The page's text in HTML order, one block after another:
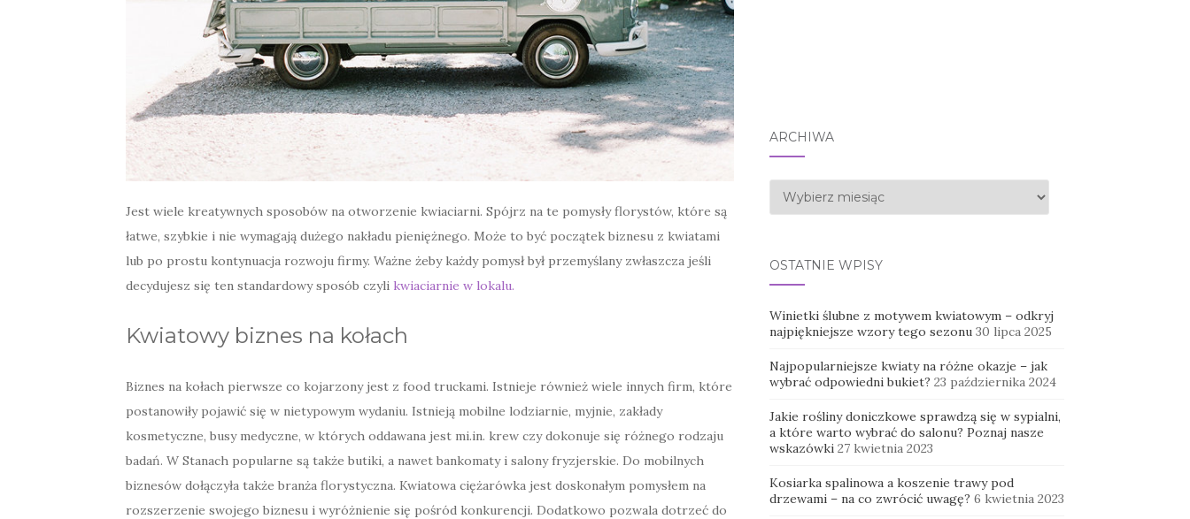
Jest wiele kreatywnych sposobów na otworzenie kwiaciarni. Spójrz na te pomysły florystów, które są
łatwe, szybkie i nie wymagają dużego nakładu pieniężnego. Może to być początek biznesu z kwiatami
lub po prostu kontynuacja rozwoju firmy. Ważne żeby każdy pomysł był przemyślany zwłaszcza jeśli
decydujesz się ten standardowy sposób czyli kwiaciarnie w lokalu.
Kwiatowy biznes na kołach
Biznes na kołach pierwsze co kojarzony jest z food truckami. Istnieje również wiele innych firm, które
postanowiły pojawić się w nietypowym wydaniu. Istnieją mobilne lodziarnie, myjnie, zakłady
kosmetyczne, busy medyczne, w których oddawana jest mi.in. krew czy dokonuje się różnego rodzaju
badań. W Stanach popularne są także butiki, a nawet bankomaty i salony fryzjerskie. Do mobilnych
biznesów dołączyła także branża florystyczna. Kwiatowa ciężarówka jest doskonałym pomysłem na
rozszerzenie swojego biznesu i wyróżnienie się pośród konkurencji. Dodatkowo pozwala dotrzeć do
ARCHIWA
Archiwa
OSTATNIE WPISY
Winietki ślubne z motywem kwiatowym – odkryj
najpiękniejsze wzory tego sezonu 30 lipca 2025
Najpopularniejsze kwiaty na różne okazje – jak
wybrać odpowiedni bukiet? 23 października 2024
Jakie rośliny doniczkowe sprawdzą się w sypialni,
a które warto wybrać do salonu? Poznaj nasze
wskazówki 27 kwietnia 2023
Kosiarka spalinowa a koszenie trawy pod
drzewami – na co zwrócić uwagę? 6 kwietnia 2023